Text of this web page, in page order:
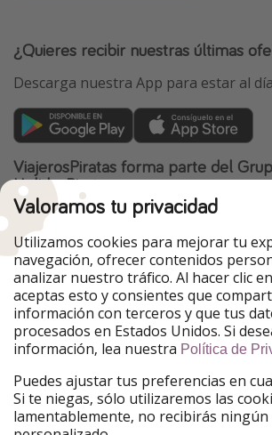
¿Quieres recibir nuestras últimas
Descarga nuestra App para estar al día
ViajerosPiratas forma parte del
HolidayPirates
Nuestros mercados
PiratinViaggio
VakantiePiraten
VoyagesPirates
Ferienpiraten
Urlaubspiraten
TravelPirates
Nuestro grupo
HolidayPirates Group
Conócenos mejor
Valoramos tu privacidad
Utilizamos cookies para mejorar tu
navegación, ofrecer contenidos
analizar nuestro tráfico. Al hacer clic
aceptas esto y consientes que
información con terceros y que tus
procesados en Estados Unidos. Si
información, lea nuestra Política de
Puedes ajustar tus preferencias en
Si te niegas, sólo utilizaremos las
lamentablemente, no recibirás